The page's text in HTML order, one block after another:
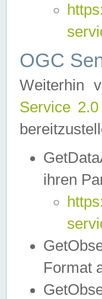
OGC
Weiterhin
Service
ihren
Format